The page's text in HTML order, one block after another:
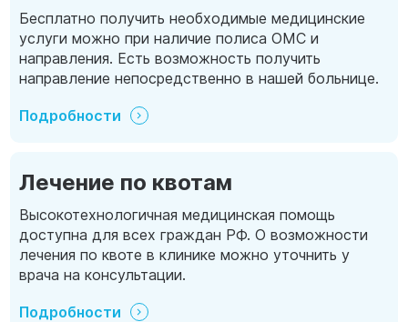
Бесплатно получить необходимые медицинские
услуги можно при наличие полиса ОМС и
направления. Есть возможность получить
направление непосредственно в нашей больнице.
Подробности
Лечение по квотам
Высокотехнологичная медицинская помощь
доступна для всех граждан РФ. О возможности
лечения по квоте в клинике можно уточнить у
врача на консультации.
Подробности